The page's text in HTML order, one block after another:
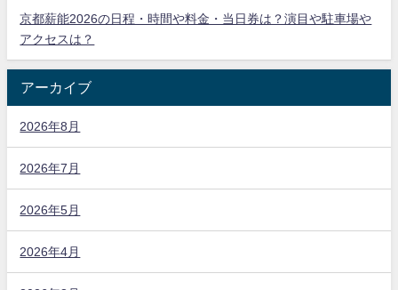
京都薪能2026の日程・時間や料金・当日券は？演目や駐車場や
アクセスは？
アーカイブ
2026年8月
2026年7月
2026年5月
2026年4月